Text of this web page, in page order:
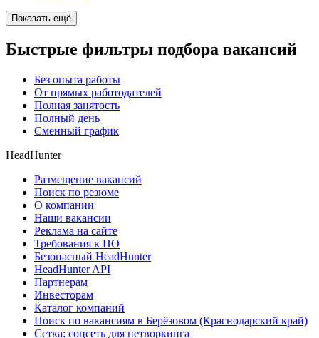
Показать ещё
Быстрые фильтры подбора вакансий
Без опыта работы
От прямых работодателей
Полная занятость
Полный день
Сменный график
HeadHunter
Размещение вакансий
Поиск по резюме
О компании
Наши вакансии
Реклама на сайте
Требования к ПО
Безопасный HeadHunter
HeadHunter API
Партнерам
Инвесторам
Каталог компаний
Поиск по вакансиям в Берёзовом (Краснодарский край)
Сетка: соцсеть для нетворкинга